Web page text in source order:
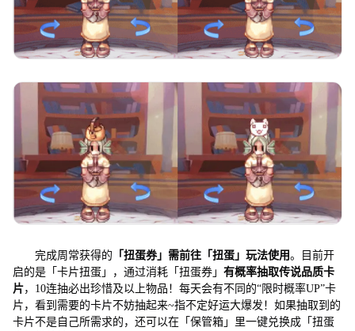
完成周常获得的 「扭蛋券」需前往「扭蛋」玩法使用。目前开
启的是「卡片扭蛋」，通过消耗「扭蛋券」 有概率抽取传说品质卡
片，10连抽必出珍惜及以上物品！每天会有不同的“限时概率UP”卡
片，看到需要的卡片不妨抽起来~指不定好运大爆发！如果抽取到的
卡片不是自己所需求的，还可以在「保管箱」里一键兑换成「扭蛋